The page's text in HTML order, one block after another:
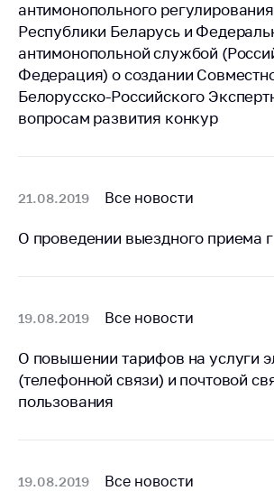
Общественное
обсуждение
проектов
Маркировка
товаров
Рекомендации по
распространения
питания, бытового
Обучение по
вопросам
антимонопольного
антимонопольного
Республики Беларусь и
антимонопольной службой
Федерация) о создании
Белорусско-Российского
вопросам развития конкур
21.08.2019 Все новости
О проведении выездного приема
19.08.2019 Все новости
О повышении тарифов на услуги
(телефонной связи) и почтовой
пользования
19.08.2019 Все новости